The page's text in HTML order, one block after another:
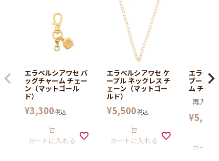
エラベルシアワセ バ
ッグチャーム チェー
ン（マットゴール
ド）
¥3,300税込
カートに入れる
エラベルシアワセ ケ
ーブル ネックレス チ
ェーン（マットゴー
ルド）
¥5,500税込
カートに入れる
エラベル
プーンバ
ム チェー
再入荷
¥5,500
カート